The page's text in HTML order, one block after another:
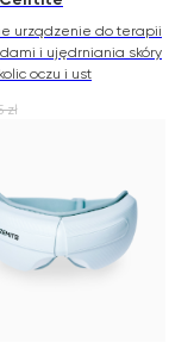
urządzenie do terapii
i ujędrniania skóry
oczu i ust
zł